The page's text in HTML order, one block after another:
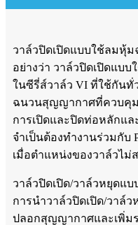
วาล์วปิดเปิดแบบใช้ลมหุ้
อย่างว่า วาล์วปิดเปิดแบ
ในซีรี่ส์วาล์ว VI ที่ใช้กันทั่
ฉนวนสุญญากาศที่ควบคุ
การเปิดและปิดท่อหลักแล
จำเป็นต้องทำงานร่วมกับ
เมื่อตำแหน่งของวาล์วไม่
วาล์วปิดเปิด/วาล์วหยุดแ
การนำวาล์วปิดเปิด/วาล์
ปลอกสุญญากาศและเพิ่ม